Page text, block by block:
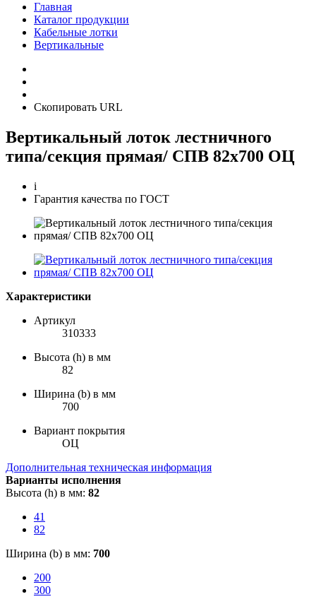
Главная
Каталог продукции
Кабельные лотки
Вертикальные
Скопировать URL
Вертикальный лоток лестничного
типа/секция прямая/ СПВ 82х700 ОЦ
i
Гарантия качества по ГОСТ
Характеристики
Артикул
310333
Высота (h) в мм
82
Ширина (b) в мм
700
Вариант покрытия
ОЦ
Дополнительная техническая информация
Варианты исполнения
Высота (h) в мм: 82
41
82
Ширина (b) в мм: 700
200
300